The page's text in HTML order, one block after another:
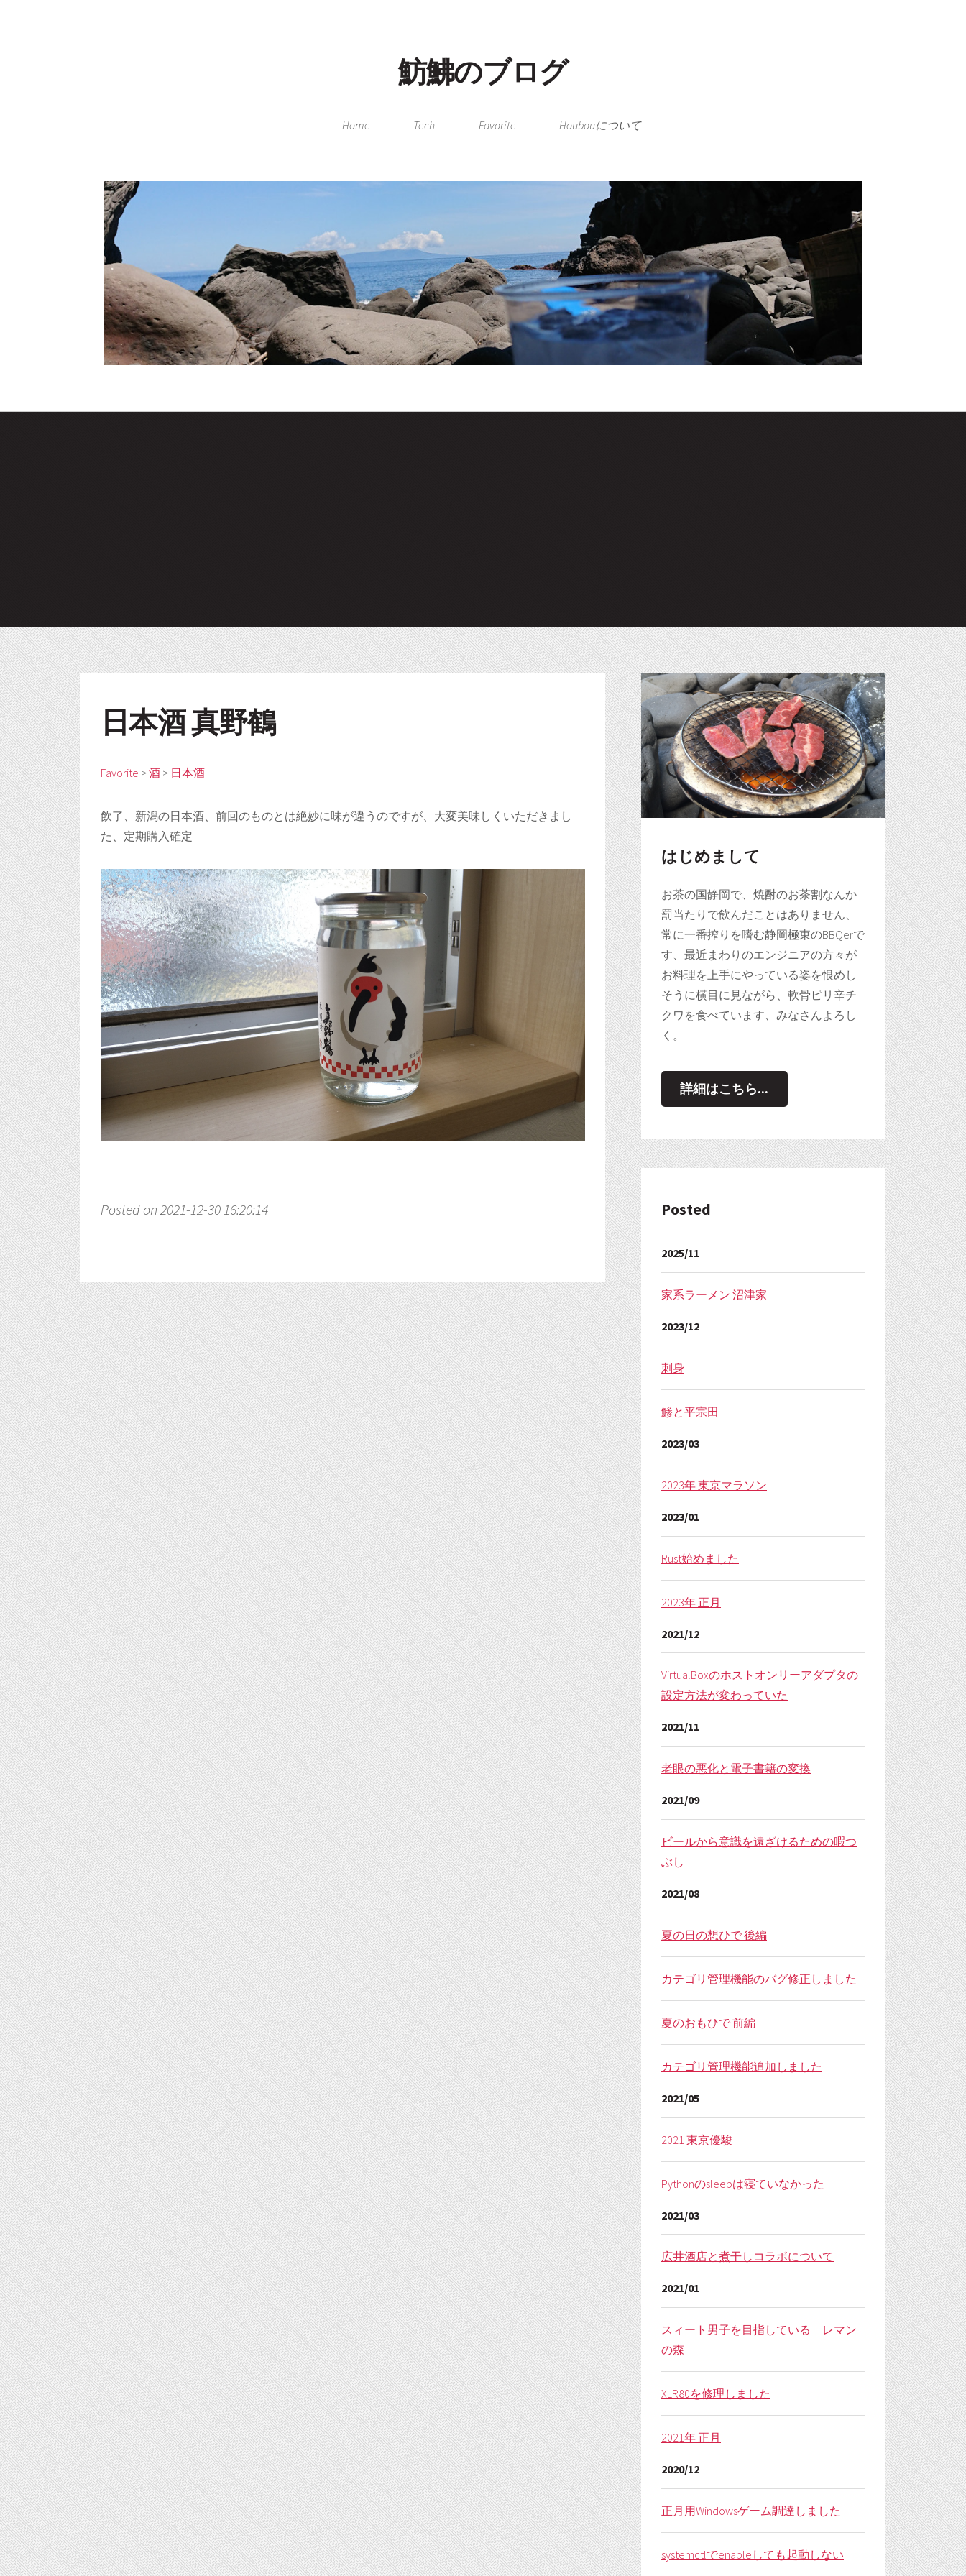
魴鮄のブログ
Home Tech Favorite Houbouについて
日本酒 真野鶴
Favorite >酒 > 日本酒
飲了、新潟の日本酒、前回のものとは絶妙に味が違うのですが、大変美味しくいただきまし
た、定期購入確定
Posted on 2021-12-30 16:20:14
はじめまして
お茶の国静岡で、焼酎のお茶割なんか
罰当たりで飲んだことはありません、
常に一番搾りを嗜む静岡極東のBBQerで
す、最近まわりのエンジニアの方々が
お料理を上手にやっている姿を恨めし
そうに横目に見ながら、軟骨ピリ辛チ
クワを食べています、みなさんよろし
く。
詳細はこちら...
Posted
2025/11
家系ラーメン 沼津家
2023/12
刺身
鯵と平宗田
2023/03
2023年 東京マラソン
2023/01
Rust始めました
2023年 正月
2021/12
VirtualBoxのホストオンリーアダプタの
設定方法が変わっていた
2021/11
老眼の悪化と電子書籍の変換
2021/09
ビールから意識を遠ざけるための暇つ
ぶし
2021/08
夏の日の想ひで 後編
カテゴリ管理機能のバグ修正しました
夏のおもひで 前編
カテゴリ管理機能追加しました
2021/05
2021 東京優駿
Pythonのsleepは寝ていなかった
2021/03
広井酒店と煮干しコラボについて
2021/01
スィート男子を目指している レマン
の森
XLR80を修理しました
2021年 正月
2020/12
正月用Windowsゲーム調達しました
systemctlでenableしても起動しない